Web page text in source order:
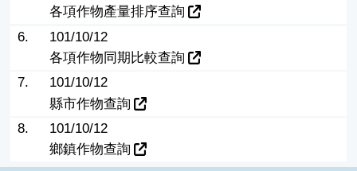
各項作物產量排序查詢
6.
101/10/12
各項作物同期比較查詢
7.
101/10/12
縣市作物查詢
8.
101/10/12
鄉鎮作物查詢